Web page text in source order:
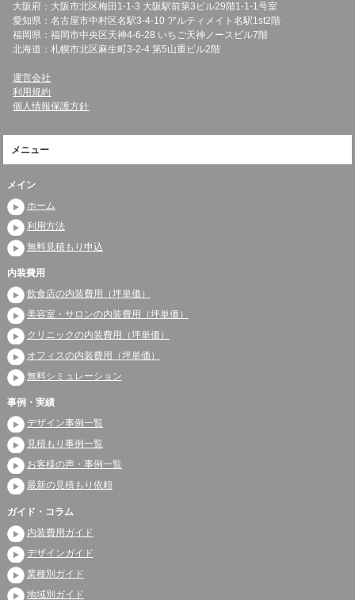
大阪府：大阪市北区梅田1-1-3 大阪駅前第3ビル29階1-1-1号室
愛知県：名古屋市中村区名駅3-4-10 アルティメイト名駅1st2階
福岡県：福岡市中央区天神4-6-28 いちご天神ノースビル7階
北海道：札幌市北区麻生町3-2-4 第5山重ビル2階
運営会社
利用規約
個人情報保護方針
メニュー
メイン
ホーム
利用方法
無料見積もり申込
内装費用
飲食店の内装費用（坪単価）
美容室・サロンの内装費用（坪単価）
クリニックの内装費用（坪単価）
オフィスの内装費用（坪単価）
無料シミュレーション
事例・実績
デザイン事例一覧
見積もり事例一覧
お客様の声・事例一覧
最新の見積もり依頼
ガイド・コラム
内装費用ガイド
デザインガイド
業種別ガイド
地域別ガイド